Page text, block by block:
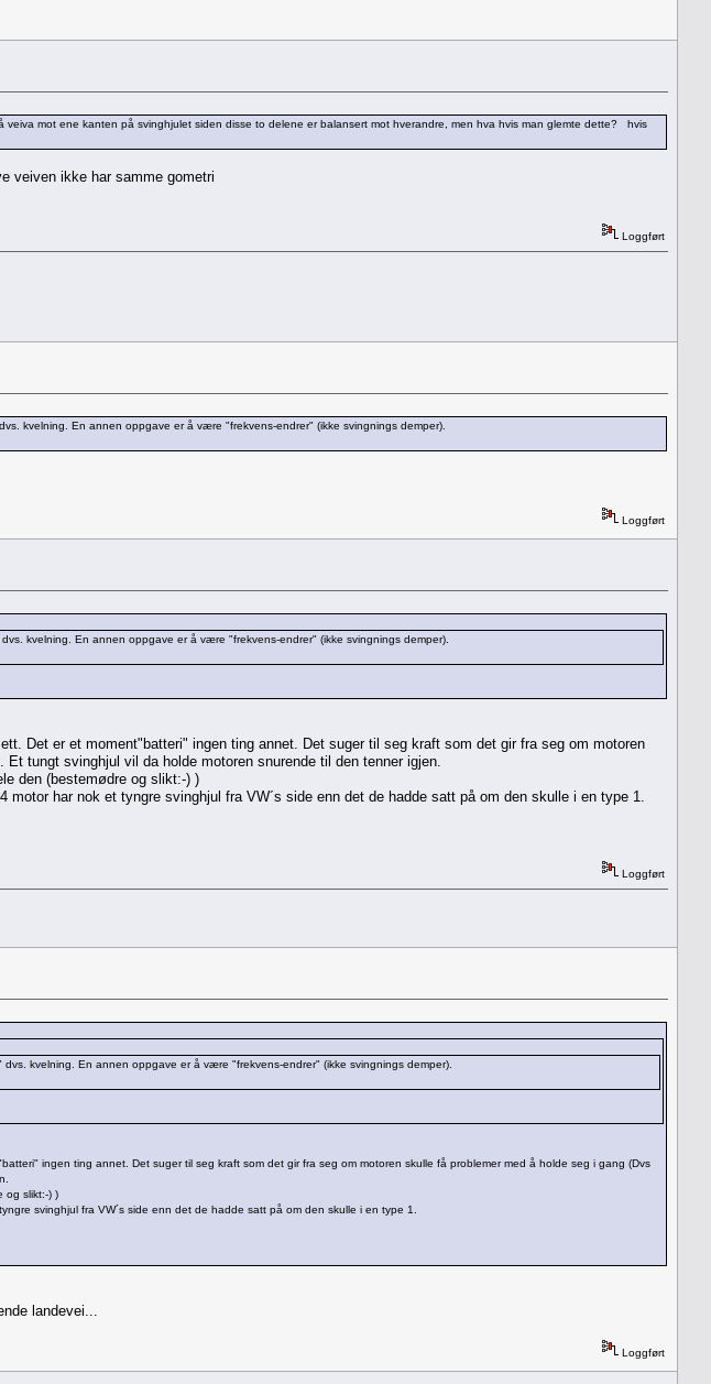
mot ene kanten på svinghjulet siden disse to delene er balansert mot hverandre, men hva hvis man glemte dette? hvis
veiven ikke har samme gometri
Loggført
kvelning. En annen oppgave er å være "frekvens-endrer" (ikke svingnings demper).
Loggført
kvelning. En annen oppgave er å være "frekvens-endrer" (ikke svingnings demper).
Det er et moment"batteri" ingen ting annet. Det suger til seg kraft som det gir fra seg om motoren
tungt svinghjul vil da holde motoren snurende til den tenner igjen.
den (bestemødre og slikt:-) )
har nok et tyngre svinghjul fra VW´s side enn det de hadde satt på om den skulle i en type 1.
Loggført
kvelning. En annen oppgave er å være "frekvens-endrer" (ikke svingnings demper).
ingen ting annet. Det suger til seg kraft som det gir fra seg om motoren skulle få problemer med å holde seg i gang (Dvs
og slikt:-) )
svinghjul fra VW´s side enn det de hadde satt på om den skulle i en type 1.
landevei...
Loggført